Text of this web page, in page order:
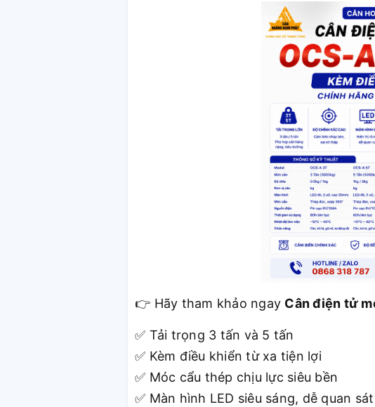
👉 Hãy tham khảo ngay Cân điện tử
✅ Tải trọng 3 tấn và 5 tấn
✅ Kèm điều khiển từ xa tiện lợi
✅ Móc cẩu thép chịu lực siêu bền
✅ Màn hình LED siêu sáng, dễ quan sát